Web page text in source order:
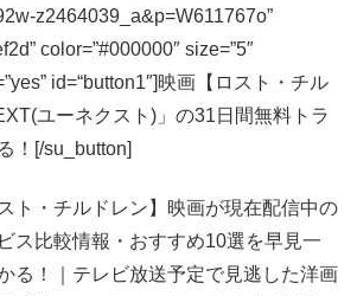
z2464039_a&p=W611767o”
color=”#000000″ size=”5″
id=“button1″]映画【ロスト・チル
ユーネクスト)」の31日間無料トラ
！[/su_button]
ト・チルドレン】映画が現在配信中の
ス比較情報・おすすめ10選を早見一
る！｜テレビ放送予定で見逃した洋画